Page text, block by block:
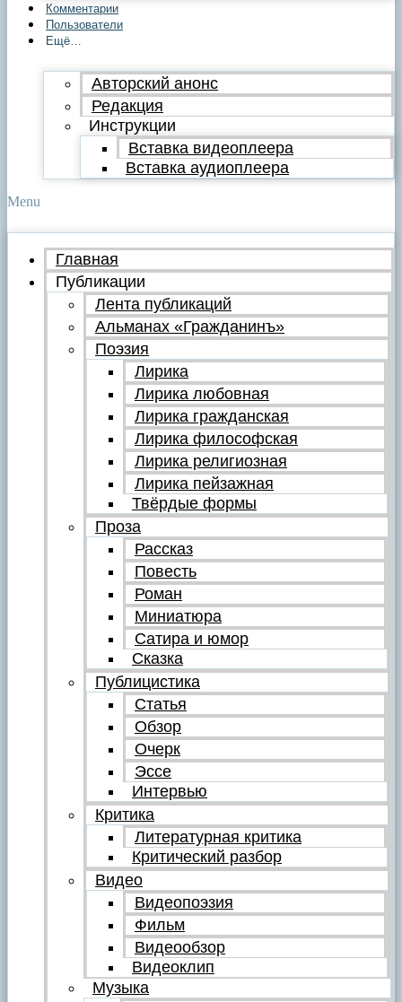
Комментарии
Пользователи
Ещё…
Авторский анонс
Редакция
Инструкции
Вставка видеоплеера
Вставка аудиоплеера
Menu
Главная
Публикации
Лента публикаций
Альманах «Гражданинъ»
Поэзия
Лирика
Лирика любовная
Лирика гражданская
Лирика философская
Лирика религиозная
Лирика пейзажная
Твёрдые формы
Проза
Рассказ
Повесть
Роман
Миниатюра
Сатира и юмор
Сказка
Публицистика
Статья
Обзор
Очерк
Эссе
Интервью
Критика
Литературная критика
Критический разбор
Видео
Видеопоэзия
Фильм
Видеообзор
Видеоклип
Музыка